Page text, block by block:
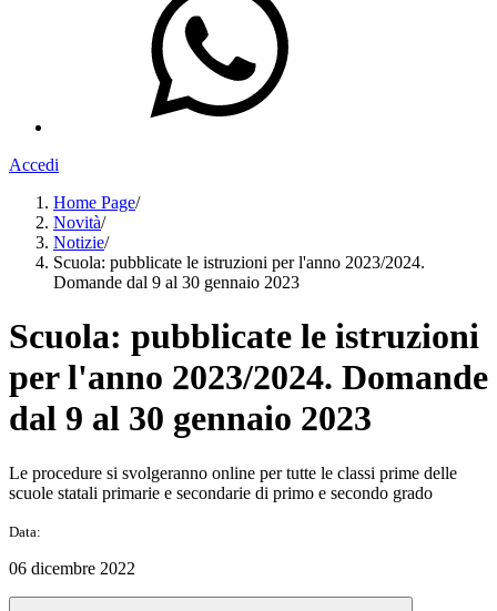
Accedi
Home Page/
Novità/
Notizie/
Scuola: pubblicate le istruzioni per l'anno 2023/2024.
Domande dal 9 al 30 gennaio 2023
Scuola: pubblicate le istruzioni
per l'anno 2023/2024. Domande
dal 9 al 30 gennaio 2023
Le procedure si svolgeranno online per tutte le classi prime delle
scuole statali primarie e secondarie di primo e secondo grado
Data:
06 dicembre 2022